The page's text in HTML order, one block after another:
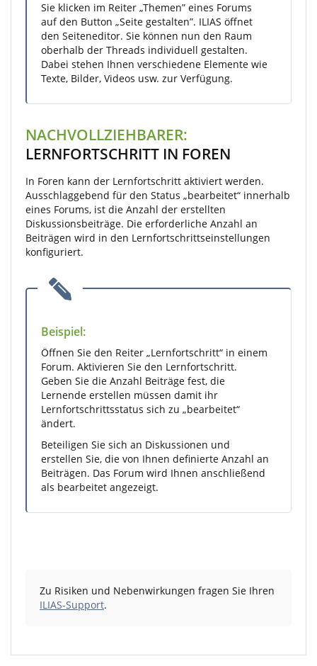
Sie klicken im Reiter „Themen” eines Forums
auf den Button „Seite gestalten”. ILIAS öffnet
den Seiteneditor. Sie können nun den Raum
oberhalb der Threads individuell gestalten.
Dabei stehen Ihnen verschiedene Elemente wie
Texte, Bilder, Videos usw. zur Verfügung.
NACHVOLLZIEHBARER:
LERNFORTSCHRITT IN FOREN
In Foren kann der Lernfortschritt aktiviert werden.
Ausschlaggebend für den Status „bearbeitet“ innerhalb
eines Forums, ist die Anzahl der erstellten
Diskussionsbeiträge. Die erforderliche Anzahl an
Beiträgen wird in den Lernfortschrittseinstellungen
konfiguriert.
Beispiel:
Öffnen Sie den Reiter „Lernfortschritt“ in einem
Forum. Aktivieren Sie den Lernfortschritt.
Geben Sie die Anzahl Beiträge fest, die
Lernende erstellen müssen damit ihr
Lernfortschrittsstatus sich zu „bearbeitet“
ändert.
Beteiligen Sie sich an Diskussionen und
erstellen Sie, die von Ihnen definierte Anzahl an
Beiträgen. Das Forum wird Ihnen anschließend
als bearbeitet angezeigt.
Zu Risiken und Nebenwirkungen fragen Sie Ihren
ILIAS-Support.